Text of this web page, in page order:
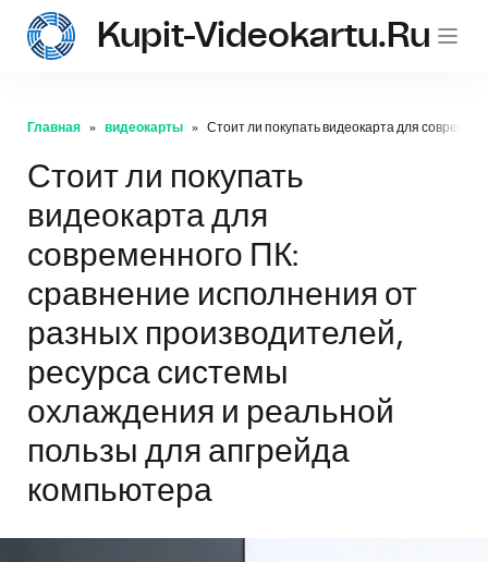
Kupit-Videokartu.ru
Главная видеокарты Стоит ли покупать видеокарта для
Стоит ли покупать
видеокарта для
современного ПК:
сравнение исполнения от
разных производителей,
ресурса системы
охлаждения и реальной
пользы для апгрейда
компьютера